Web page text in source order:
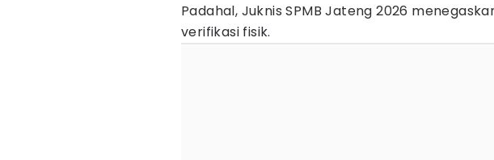
Padahal, Juknis SPMB Jateng 2026
verifikasi fisik.